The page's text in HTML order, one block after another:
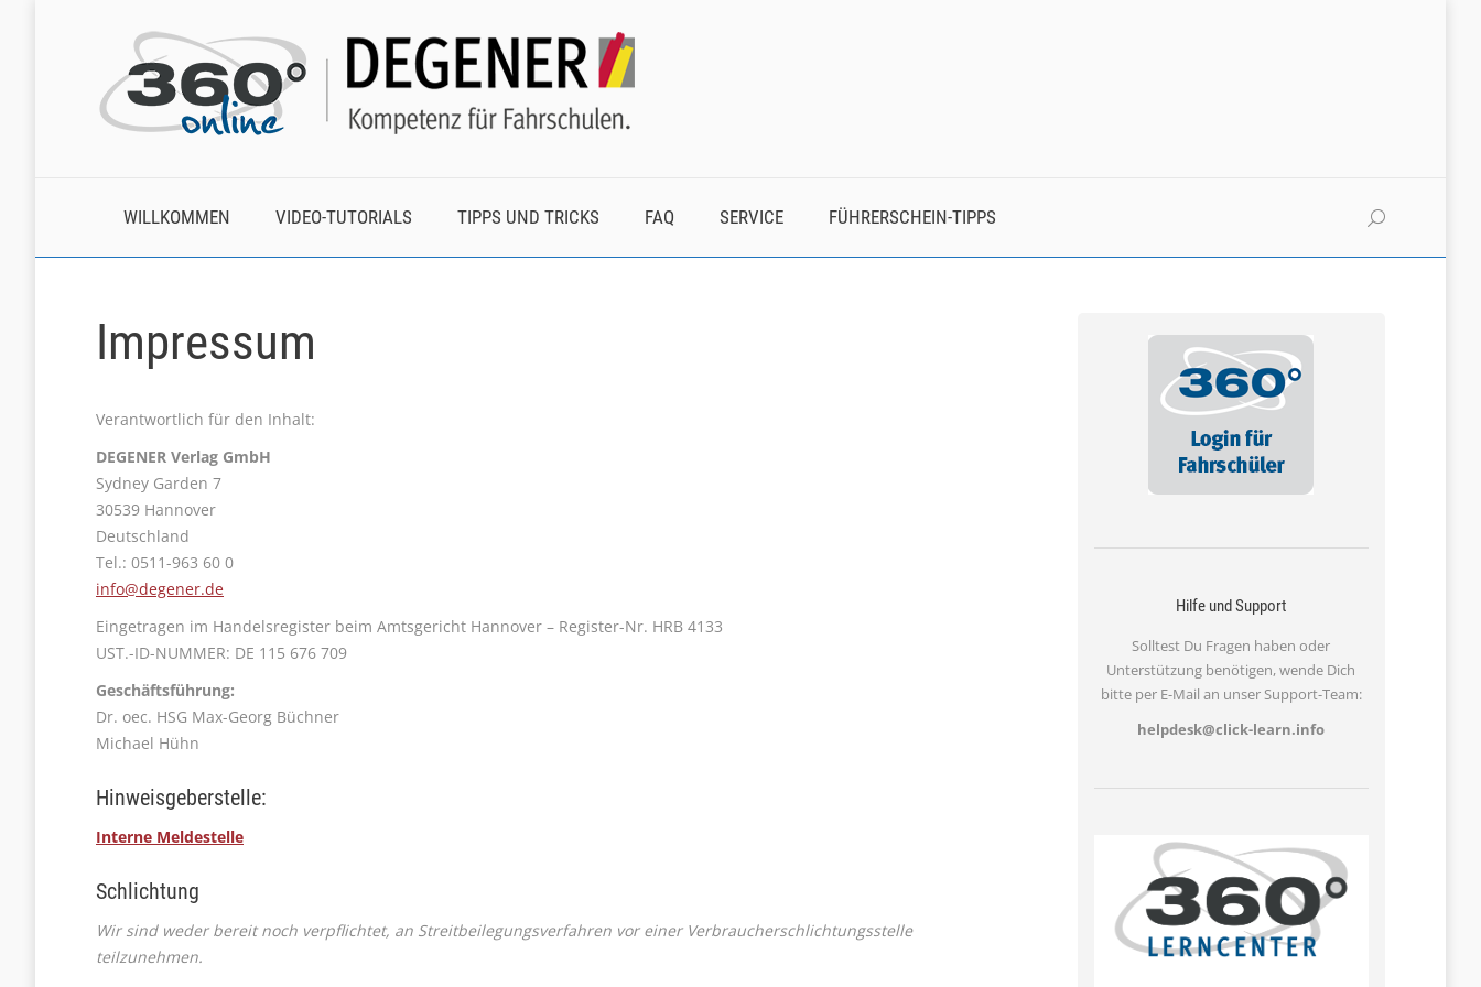
WILLKOMMEN VIDEO-TUTORIALS TIPPS UND TRICKS FAQ SERVICE FÜHRERSCHEIN-TIPPS Search:
Impressum
Verantwortlich für den Inhalt:
DEGENER Verlag GmbH
Sydney Garden 7
30539 Hannover
Deutschland
Tel.: 0511-963 60 0
info@degener.de
Eingetragen im Handelsregister beim Amtsgericht Hannover – Register-Nr. HRB 4133
UST.-ID-NUMMER: DE 115 676 709
Geschäftsführung:
Dr. oec. HSG Max-Georg Büchner
Michael Hühn
Hinweisgeberstelle:
Interne Meldestelle
Schlichtung
Wir sind weder bereit noch verpflichtet, an Streitbeilegungsverfahren vor einer Verbraucherschlichtungsstelle
teilzunehmen.
Hilfe und Support
Solltest Du Fragen haben oder
Unterstützung benötigen, wende Dich
bitte per E-Mail an unser Support-Team:
helpdesk@click-learn.info